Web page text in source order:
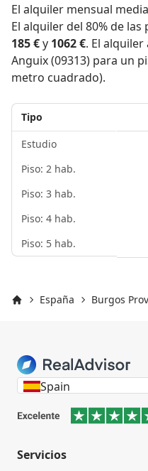
El alquiler mensual
El alquiler del 80% de
185 €y 1062 €. El
Anguix (09313) para un
metro cuadrado).
Tipo
Estudio
Piso: 2 hab.
Piso: 3 hab.
Piso: 4 hab.
Piso: 5 hab.
España Burgos
Spain
Servicios